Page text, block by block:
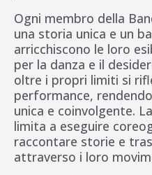
Ogni membro della
una storia unica e un
arricchiscono le loro
per la danza e il
oltre i propri limiti si
performance,
unica e coinvolgente.
limita a eseguire
raccontare storie e
attraverso i loro